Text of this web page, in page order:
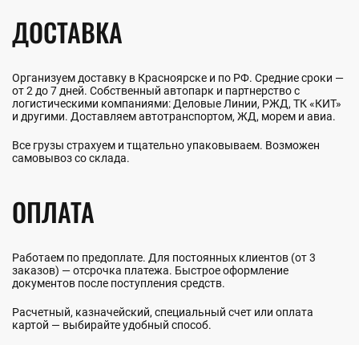
ДОСТАВКА
Организуем доставку в Красноярске и по РФ. Средние сроки —
от 2 до 7 дней. Собственный автопарк и партнерство с
логистическими компаниями: Деловые Линии, РЖД, ТК «КИТ»
и другими. Доставляем автотранспортом, ЖД, морем и авиа.
Все грузы страхуем и тщательно упаковываем. Возможен
самовывоз со склада.
ОПЛАТА
Работаем по предоплате. Для постоянных клиентов (от 3
заказов) — отсрочка платежа. Быстрое оформление
документов после поступления средств.
Расчетный, казначейский, специальный счет или оплата
картой — выбирайте удобный способ.